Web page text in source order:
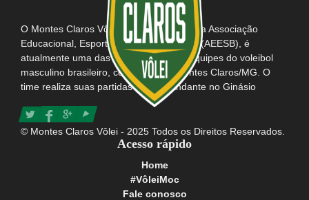
O Montes Claros Vôlei, em parceria com a Associação
Educacional, Esportiva e Social do Brasil (AEESB), é
atualmente uma das mais tradicionais equipes do voleibol
masculino brasileiro, com sede em Montes Claros/MG. O
time realiza suas partidas como mandante no Ginásio
Poliesportivo Tancredo Neves e possui consigo o título da
maior e mais apaixonada torcida do Brasil.
© Montes Claros Vôlei - 2025 Todos os Direitos Reservados.
Acesso rápido
Home
#VôleiMoc
Fale conosco